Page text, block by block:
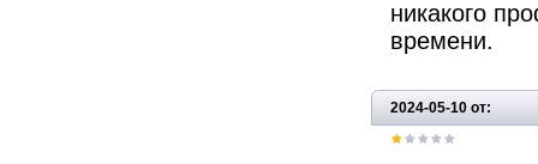
никакого
времени.
2024-05-10 от: